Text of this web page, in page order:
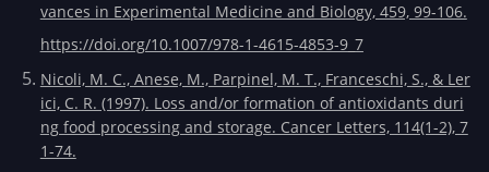
vances in Experimental Medicine and Biology, 459, 99-106.
https://doi.org/10.1007/978-1-4615-4853-9_7
Nicoli, M. C., Anese, M., Parpinel, M. T., Franceschi, S., & Ler
ici, C. R. (1997). Loss and/or formation of antioxidants duri
ng food processing and storage. Cancer Letters, 114(1-2), 7
1-74.